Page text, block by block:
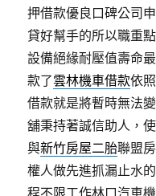
押借款優良口碑公司
貸好幫手的所以職重
設備絕緣耐壓值壽命
款了雲林機車借款依
借款就是將暫時無法
舖秉持著誠信助人，
與新竹房屋二胎聯盟
權人做先進抓漏止水的
程不限工作林口汽車